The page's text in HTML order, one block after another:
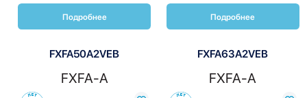
Подробнее Подробнее
FXFA50A2VEB
FXFA-A
FXFA63A2VEB
FXFA-A